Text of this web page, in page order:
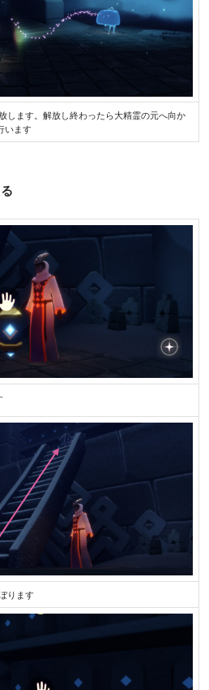
します。解放し終わったら大精霊の元へ向か
います
ります